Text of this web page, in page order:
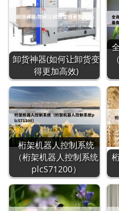
卸货神器(如何让卸货变
得更加高效)
桁架机器人控制系统
（桁架机器人控制系统
plcS71200）